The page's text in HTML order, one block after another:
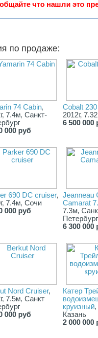
что нашли это
по продаже:
74 Cabin,
7.4м, Санкт-
000 руб
Cobalt
2012г,
6 500 000
690 DC cruiser,
7.4м, Сочи
000 руб
Jeanneau
Camarat
7.3м,
Петербург
6 300 000
Nord Cruiser,
7.5м, Санкт
000 руб
Катер
круизный,
Казань
2 000 000